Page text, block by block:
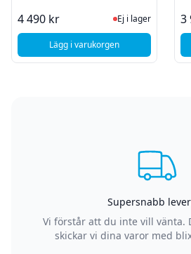
4 490 kr Ej i lager,
Ej i lager
Lägg i varukorgen, Teltonika Altos 5G Router
3
Supersnabb
Vi förstår att du inte vill vänta.
skickar vi dina varor med